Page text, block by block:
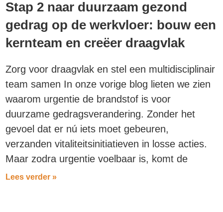
Stap 2 naar duurzaam gezond
gedrag op de werkvloer: bouw een
kernteam en creëer draagvlak
Zorg voor draagvlak en stel een multidisciplinair
team samen In onze vorige blog lieten we zien
waarom urgentie de brandstof is voor
duurzame gedragsverandering. Zonder het
gevoel dat er nú iets moet gebeuren,
verzanden vitaliteitsinitiatieven in losse acties.
Maar zodra urgentie voelbaar is, komt de
Lees verder »